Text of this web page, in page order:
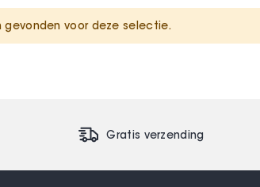
gevonden voor deze selectie.
Gratis verzending